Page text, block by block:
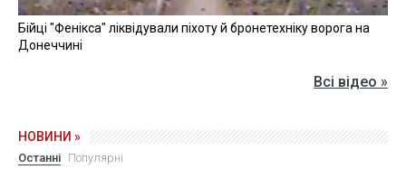
Бійці "Фенікса" ліквідували піхоту й бронетехніку ворога на
Донеччині
Всі відео »
НОВИНИ »
Останні Популярні